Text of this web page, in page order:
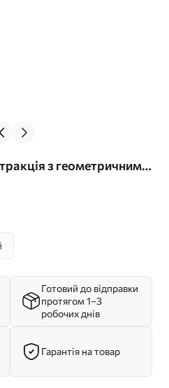
з геометричними
Готовий до відправки
протягом 1–3
робочих днів
Гарантія на товар